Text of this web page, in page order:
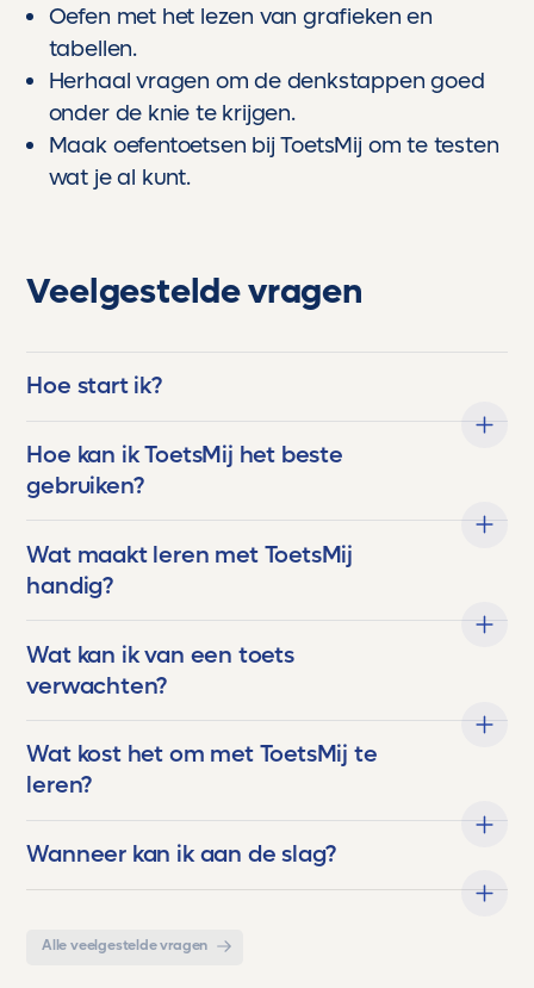
Oefen met het lezen van grafieken en
tabellen.
Herhaal vragen om de denkstappen goed
onder de knie te krijgen.
Maak oefentoetsen bij ToetsMij om te testen
wat je al kunt.
Veelgestelde vragen
Hoe start ik?
Hoe kan ik ToetsMij het beste
gebruiken?
Wat maakt leren met ToetsMij
handig?
Wat kan ik van een toets
verwachten?
Wat kost het om met ToetsMij te
leren?
Wanneer kan ik aan de slag?
Alle veelgestelde vragen